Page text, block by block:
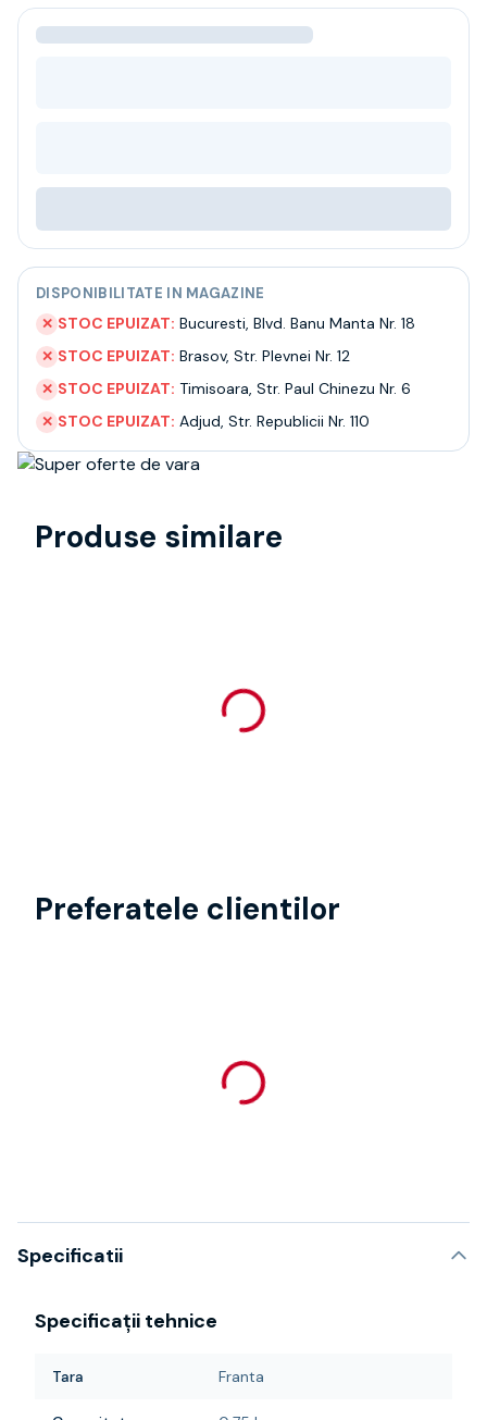
Bacanie
BLACK FRIDAY
Contact
Termeni si conditii
Politica de confidentialitate
Intrebari frecvente
DISPONIBILITATE IN MAGAZINE
✕ STOC EPUIZAT: Bucuresti, Blvd. Banu Manta Nr. 18
✕ STOC EPUIZAT: Brasov, Str. Plevnei Nr. 12
✕ STOC EPUIZAT: Timisoara, Str. Paul Chinezu Nr. 6
✕ STOC EPUIZAT: Adjud, Str. Republicii Nr. 110
Produse similare
Preferatele clientilor
Specificatii
Specificații tehnice
Tara Franta